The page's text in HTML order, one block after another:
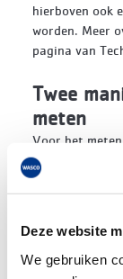
Deze website
We gebruiken
hierboven ook
worden. Meer
pagina van
Twee
meten
Voor het
meter
meet het CO-
draagbare CO-
Toch is beide